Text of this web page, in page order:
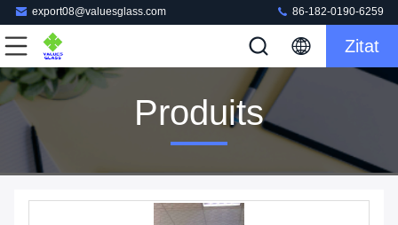
export08@valuesglass.com 86-182-0190-6259
Zitat
Produits